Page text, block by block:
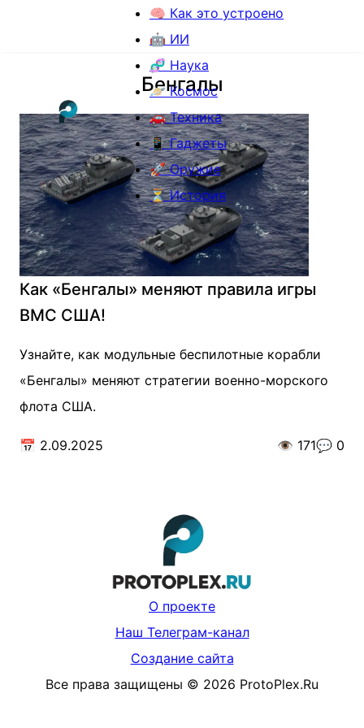
🧠 Как это устроено
🤖 ИИ
🧬 Наука
🪐 Космос
🚗 Техника
📱 Гаджеты
🚀 Оружие
⏳ История
Бенгалы
Как «Бенгалы» меняют правила игры
ВМС США!
Узнайте, как модульные беспилотные корабли
«Бенгалы» меняют стратегии военно-морского
флота США.
📅 2.09.2025 👁️ 171💬 0
О проекте
Наш Телеграм-канал
Создание сайта
Все права защищены © 2026 ProtoPlex.Ru